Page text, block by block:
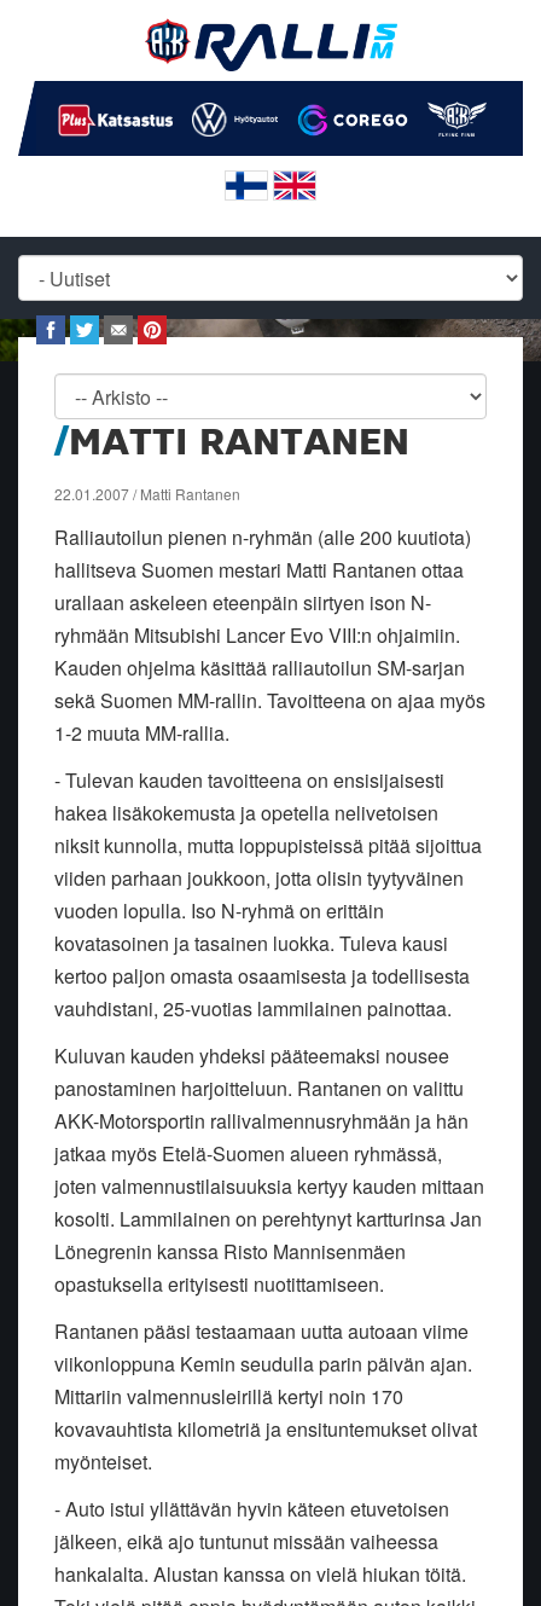
MATTI RANTANEN
22.01.2007 / Matti Rantanen
Ralliautoilun pienen n-ryhmän (alle 200 kuutiota)
hallitseva Suomen mestari Matti Rantanen ottaa
urallaan askeleen eteenpäin siirtyen ison N-
ryhmään Mitsubishi Lancer Evo VIII:n ohjaimiin.
Kauden ohjelma käsittää ralliautoilun SM-sarjan
sekä Suomen MM-rallin. Tavoitteena on ajaa myös
1-2 muuta MM-rallia.
- Tulevan kauden tavoitteena on ensisijaisesti
hakea lisäkokemusta ja opetella nelivetoisen
niksit kunnolla, mutta loppupisteissä pitää sijoittua
viiden parhaan joukkoon, jotta olisin tyytyväinen
vuoden lopulla. Iso N-ryhmä on erittäin
kovatasoinen ja tasainen luokka. Tuleva kausi
kertoo paljon omasta osaamisesta ja todellisesta
vauhdistani, 25-vuotias lammilainen painottaa.
Kuluvan kauden yhdeksi pääteemaksi nousee
panostaminen harjoitteluun. Rantanen on valittu
AKK-Motorsportin rallivalmennusryhmään ja hän
jatkaa myös Etelä-Suomen alueen ryhmässä,
joten valmennustilaisuuksia kertyy kauden mittaan
kosolti. Lammilainen on perehtynyt kartturinsa Jan
Lönegrenin kanssa Risto Mannisenmäen
opastuksella erityisesti nuotittamiseen.
Rantanen pääsi testaamaan uutta autoaan viime
viikonloppuna Kemin seudulla parin päivän ajan.
Mittariin valmennusleirillä kertyi noin 170
kovavauhtista kilometriä ja ensituntemukset olivat
myönteiset.
- Auto istui yllättävän hyvin käteen etuvetoisen
jälkeen, eikä ajo tuntunut missään vaiheessa
hankalalta. Alustan kanssa on vielä hiukan töitä.